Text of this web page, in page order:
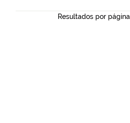
Resultados por página